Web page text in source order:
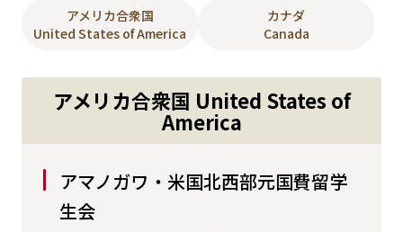
アメリカ合衆国
United States of America
カナダ
Canada
アメリカ合衆国 United States of
America
アマノガワ・米国北西部元国費留学
生会